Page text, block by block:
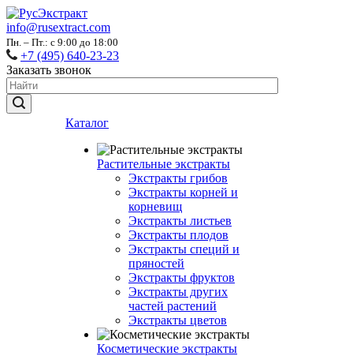
info@rusextract.com
Пн. – Пт.: с 9:00 до 18:00
+7 (495) 640-23-23
Заказать звонок
Каталог
Растительные экстракты
Экстракты грибов
Экстракты корней и
корневищ
Экстракты листьев
Экстракты плодов
Экстракты специй и
пряностей
Экстракты фруктов
Экстракты других
частей растений
Экстракты цветов
Косметические экстракты